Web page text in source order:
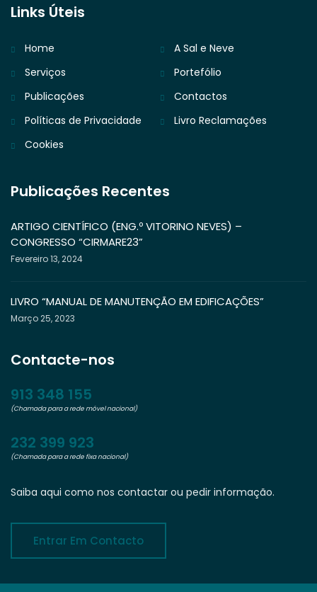
Links Úteis
Home
A Sal e Neve
Serviços
Portefólio
Publicações
Contactos
Políticas de Privacidade
Livro Reclamações
Cookies
Publicações Recentes
ARTIGO CIENTÍFICO (ENG.º VITORINO NEVES) –
CONGRESSO “CIRMARE23”
Fevereiro 13, 2024
LIVRO “MANUAL DE MANUTENÇÃO EM EDIFICAÇÕES”
Março 25, 2023
Contacte-nos
913 348 155
(Chamada para a rede móvel nacional)
232 399 923
(Chamada para a rede fixa nacional)
Saiba aqui como nos contactar ou pedir informação.
Entrar Em Contacto